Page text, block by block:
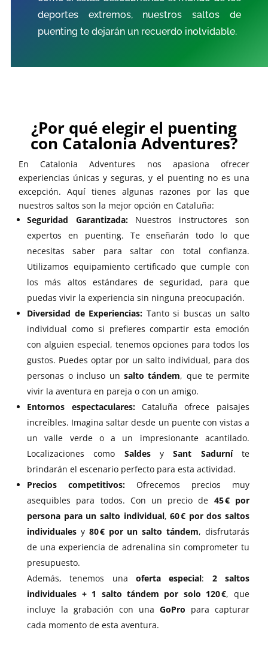
deportes extremos, nuestros saltos de
puenting te dejarán un recuerdo inolvidable.
¿Por qué elegir el puenting
con Catalonia Adventures?
En Catalonia Adventures nos apasiona ofrecer
experiencias únicas y seguras, y el puenting no es una
excepción. Aquí tienes algunas razones por las que
nuestros saltos son la mejor opción en Cataluña:
Seguridad Garantizada:Nuestros instructores son
expertos en puenting. Te enseñarán todo lo que
necesitas saber para saltar con total confianza.
Utilizamos equipamiento certificado que cumple con
los más altos estándares de seguridad, para que
puedas vivir la experiencia sin ninguna preocupación.
Diversidad de Experiencias: Tanto si buscas un salto
individual como si prefieres compartir esta emoción
con alguien especial, tenemos opciones para todos los
gustos. Puedes optar por un salto individual, para dos
personas o incluso un salto tándem, que te permite
vivir la aventura en pareja o con un amigo.
Entornos espectaculares:Cataluña ofrece paisajes
increíbles. Imagina saltar desde un puente con vistas a
un valle verde o a un impresionante acantilado.
Localizaciones como SaldesySant Sadurníte
brindarán el escenario perfecto para esta actividad.
Precios competitivos: Ofrecemos precios muy
asequibles para todos. Con un precio de 45 € por
persona para un salto individual,60 € por dos saltos
individuales y 80 € por un salto tándem, disfrutarás
de una experiencia de adrenalina sin comprometer tu
presupuesto.
Además, tenemos una oferta especial: 2 saltos
individuales + 1 salto tándem por solo 120 €, que
incluye la grabación con una GoPro para capturar
cada momento de esta aventura.